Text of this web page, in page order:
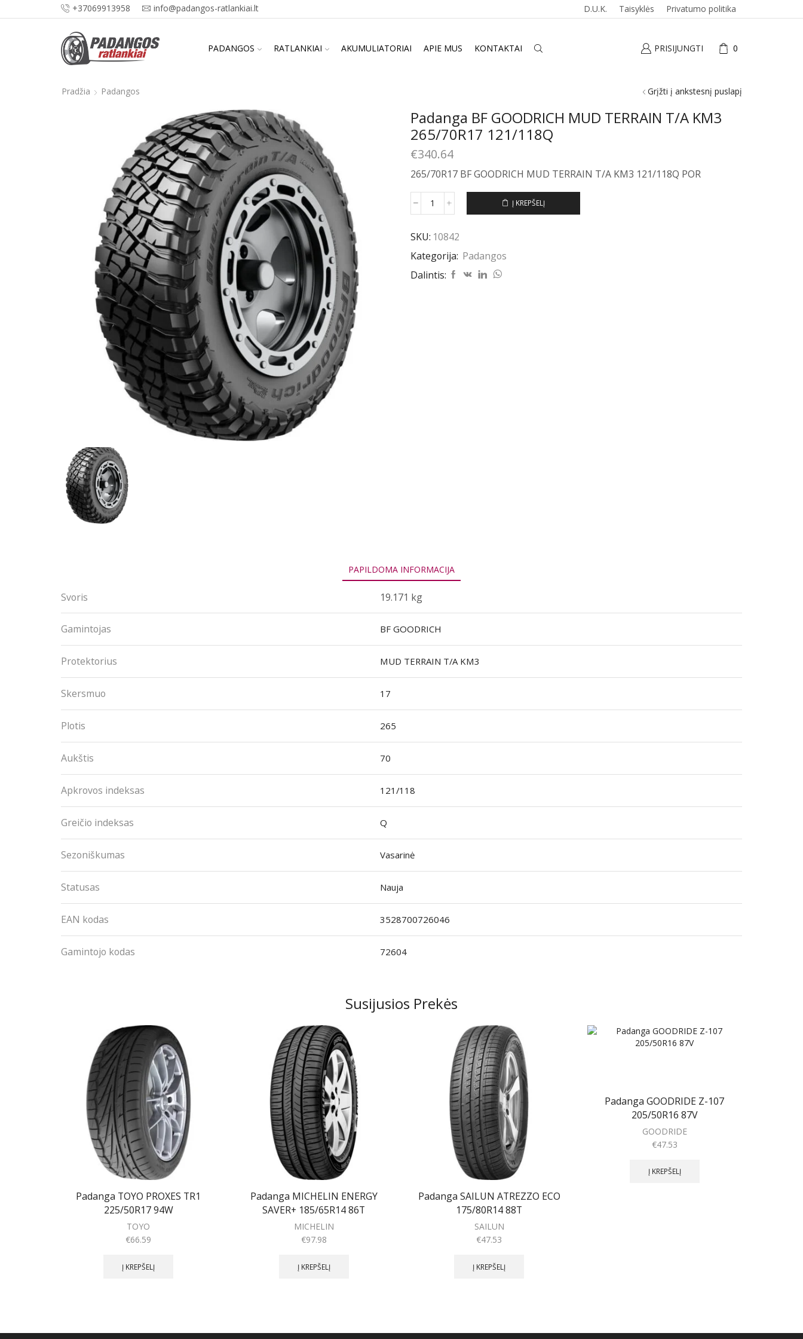
+37069913958 info@padangos-ratlankiai.lt D.U.K. Taisyklės Privatumo politika
PADANGOS RATLANKIAI AKUMULIATORIAI APIE MUS KONTAKTAI PRISIJUNGTI 0
Pradžia Padangos Grįžti į ankstesnį puslapį
Padanga BF GOODRICH MUD TERRAIN T/A KM3
265/70R17 121/118Q
€340.64
265/70R17 BF GOODRICH MUD TERRAIN T/A KM3 121/118Q POR
produkto
Padanga
BF
GOODRICH
TERRAIN
Į KREPŠELĮ
SKU: 10842
Kategorija: Padangos
Dalintis:
PAPILDOMA INFORMACIJA
Svoris 19.171 kg
Gamintojas BF GOODRICH
Protektorius MUD TERRAIN T/A KM3
Skersmuo 17
Plotis 265
Aukštis 70
Apkrovos indeksas 121/118
Greičio indeksas Q
Sezoniškumas Vasarinė
Statusas Nauja
EAN kodas 3528700726046
Gamintojo kodas 72604
Susijusios Prekės
Padanga TOYO PROXES TR1
225/50R17 94W
TOYO
€66.59
Į KREPŠELĮ
Padanga MICHELIN ENERGY
SAVER+ 185/65R14 86T
MICHELIN
€97.98
Į KREPŠELĮ
Padanga SAILUN ATREZZO ECO
175/80R14 88T
SAILUN
€47.53
Į KREPŠELĮ
Padanga GOODRIDE Z-107
205/50R16 87V
GOODRIDE
€47.53
Į KREPŠELĮ